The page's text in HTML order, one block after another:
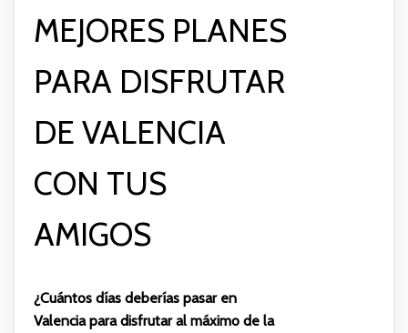
MEJORES PLANES
PARA DISFRUTAR
DE VALENCIA
CON TUS
AMIGOS
¿Cuántos días deberías pasar en
Valencia para disfrutar al máximo de la